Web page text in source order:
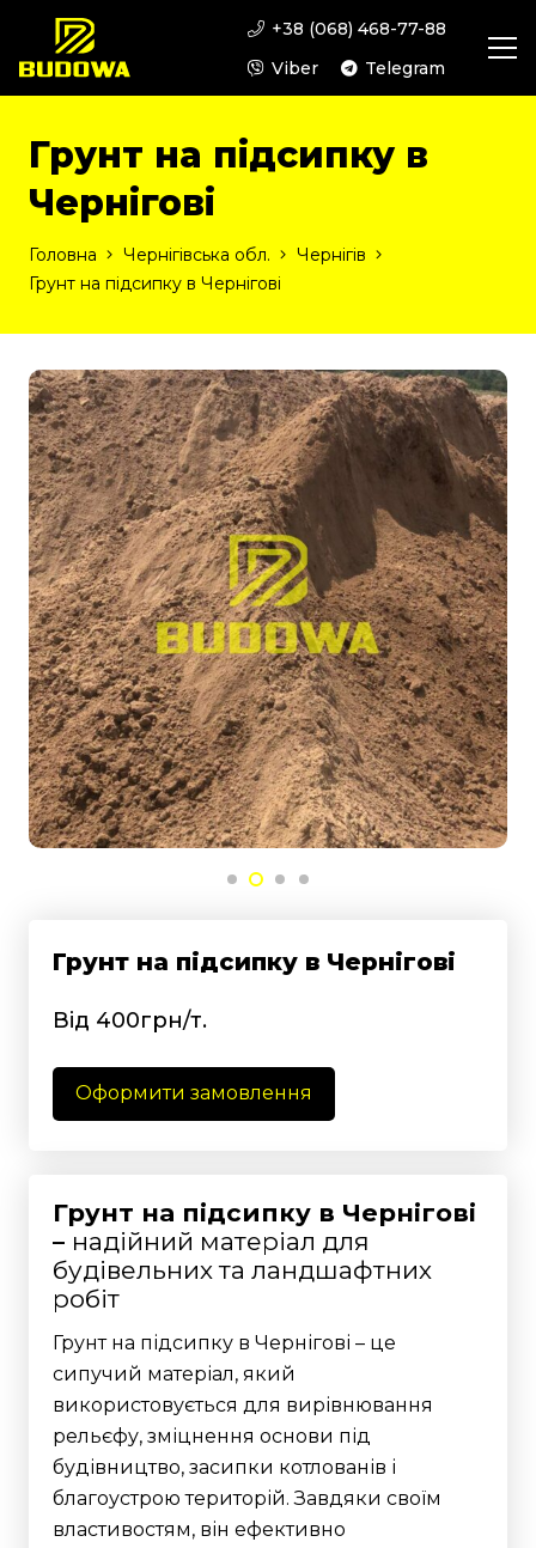
+38 (068) 468-77-88
Viber
Telegram
Грунт на підсипку в
Чернігові
Головна Чернігівська обл.
Чернігів
Грунт на підсипку в Чернігові
Грунт на підсипку в Чернігові
Від 400грн/т.
Оформити замовлення
Грунт на підсипку в Чернігові
– надійний матеріал для
будівельних та ландшафтних
робіт
Грунт на підсипку в Чернігові – це
сипучий матеріал, який
використовується для вирівнювання
рельєфу, зміцнення основи під
будівництво, засипки котлованів і
благоустрою територій. Завдяки своїм
властивостям, він ефективно